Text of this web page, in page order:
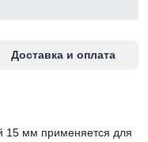
Доставка и оплата
15 мм применяется для